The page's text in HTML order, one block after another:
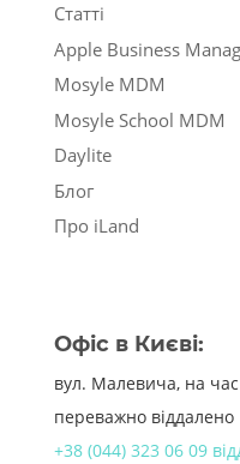
Статті
Apple Business
Mosyle MDM
Mosyle School MDM
Daylite
Блог
Про iLand
Офіс в Києві:
вул. Малевича, на
переважно віддалено
+38 (044) 323 06 09